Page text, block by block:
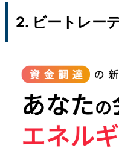
2. ビートレー